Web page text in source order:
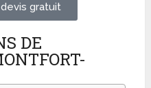
gratuit
DE